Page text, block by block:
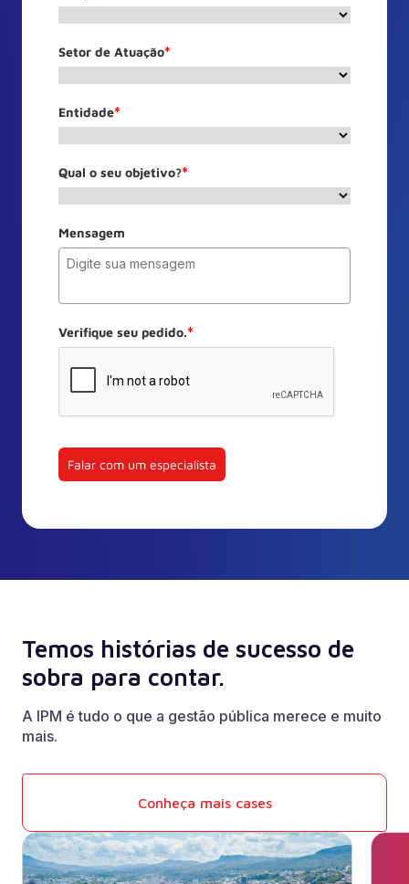
Setor de Atuação*
Entidade*
Qual o seu objetivo?*
Mensagem
Verifique seu pedido.*
Falar com um especialista
Temos histórias de sucesso de
sobra para contar.
A IPM é tudo o que a gestão pública merece e muito
mais.
Conheça mais cases